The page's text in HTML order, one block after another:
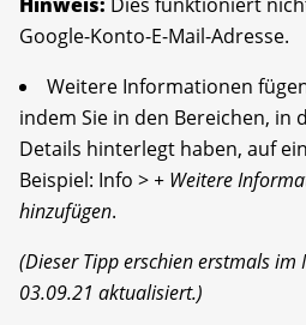
Google-Konto-E-Mail-Adresse.
Weitere Informationen
indem Sie in den Bereichen, in
Details hinterlegt haben, auf
Beispiel: Info > + Weitere
hinzufügen.
(Dieser Tipp erschien erstmals
03.09.21 aktualisiert.)